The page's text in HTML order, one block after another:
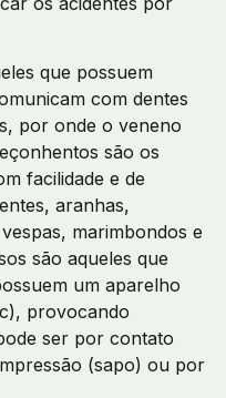
que possuem
com dentes
por onde o veneno
são os
facilidade e de
aranhas,
marimbondos e
são aqueles que
um aparelho
provocando
ser por contato
(sapo) ou por